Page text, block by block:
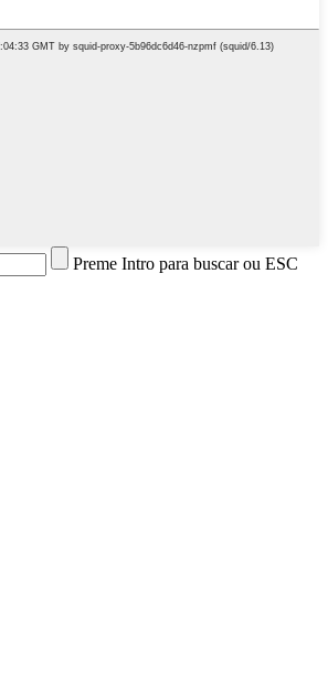
Preme Intro para buscar ou ESC